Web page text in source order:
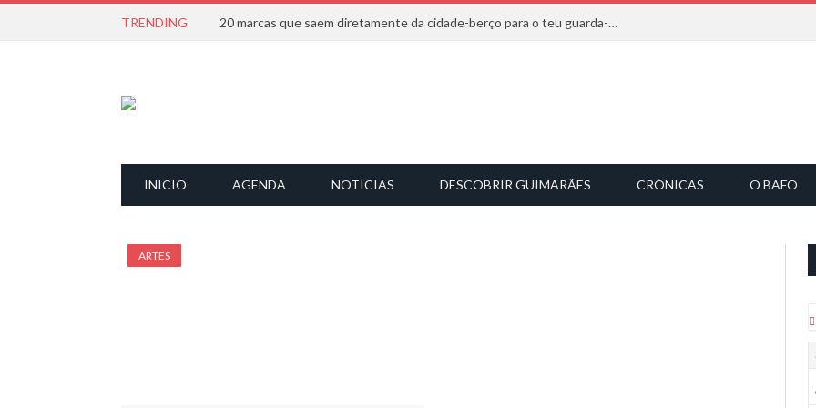
TRENDING 20 marcas que saem diretamente da cidade-berço para o teu guarda-roupa
INICIO AGENDA NOTÍCIAS DESCOBRIR GUIMARÃES CRÓNICAS O BAFO
ARTES